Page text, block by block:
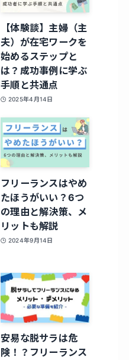
【体験談】主婦（主
夫）が在宅ワークを
始めるステップと
は？成功事例に学ぶ
手順と共通点
2025年4月14日
フリーランスはやめ
たほうがいい？6つ
の理由と解決策、メ
リットも解説
2024年9月14日
安易な脱サラは危
険！？フリーランス